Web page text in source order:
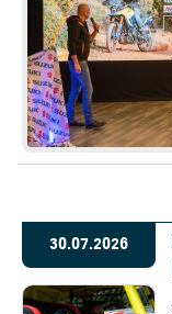
30.07.2026